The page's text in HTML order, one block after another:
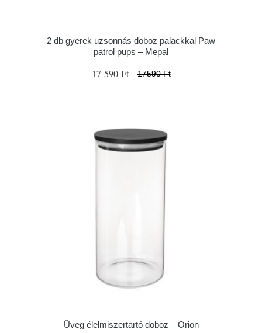
2 db gyerek uzsonnás doboz palackkal Paw
patrol pups – Mepal
17 590 Ft 17590 Ft
Üveg élelmiszertartó doboz – Orion